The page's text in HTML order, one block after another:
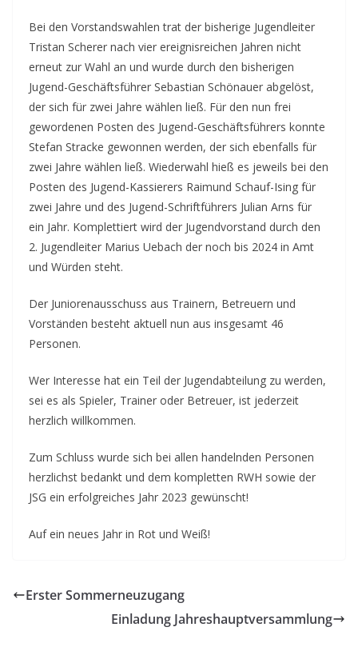
Bei den Vorstandswahlen trat der bisherige Jugendleiter
Tristan Scherer nach vier ereignisreichen Jahren nicht
erneut zur Wahl an und wurde durch den bisherigen
Jugend-Geschäftsführer Sebastian Schönauer abgelöst,
der sich für zwei Jahre wählen ließ. Für den nun frei
gewordenen Posten des Jugend-Geschäftsführers konnte
Stefan Stracke gewonnen werden, der sich ebenfalls für
zwei Jahre wählen ließ. Wiederwahl hieß es jeweils bei den
Posten des Jugend-Kassierers Raimund Schauf-Ising für
zwei Jahre und des Jugend-Schriftführers Julian Arns für
ein Jahr. Komplettiert wird der Jugendvorstand durch den
2. Jugendleiter Marius Uebach der noch bis 2024 in Amt
und Würden steht.
Der Juniorenausschuss aus Trainern, Betreuern und
Vorständen besteht aktuell nun aus insgesamt 46
Personen.
Wer Interesse hat ein Teil der Jugendabteilung zu werden,
sei es als Spieler, Trainer oder Betreuer, ist jederzeit
herzlich willkommen.
Zum Schluss wurde sich bei allen handelnden Personen
herzlichst bedankt und dem kompletten RWH sowie der
JSG ein erfolgreiches Jahr 2023 gewünscht!
Auf ein neues Jahr in Rot und Weiß!
Erster Sommerneuzugang
Einladung Jahreshauptversammlung